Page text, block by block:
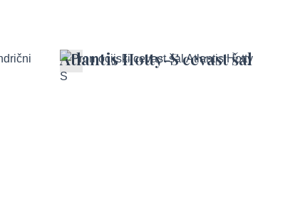
Atlantis Hotty-S cevast šal